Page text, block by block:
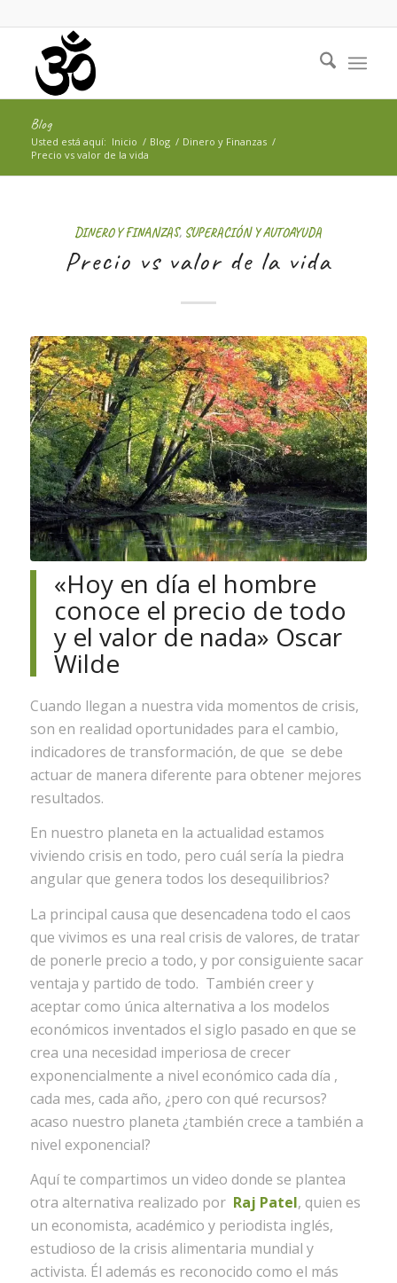
Blog
Usted está aquí: Inicio / Blog / Dinero y Finanzas /
Precio vs valor de la vida
DINERO Y FINANZAS, SUPERACIÓN Y AUTOAYUDA
Precio vs valor de la vida
«Hoy en día el hombre
conoce el precio de todo
y el valor de nada» Oscar
Wilde
Cuando llegan a nuestra vida momentos de crisis,
son en realidad oportunidades para el cambio,
indicadores de transformación, de que se debe
actuar de manera diferente para obtener mejores
resultados.
En nuestro planeta en la actualidad estamos
viviendo crisis en todo, pero cuál sería la piedra
angular que genera todos los desequilibrios?
La principal causa que desencadena todo el caos
que vivimos es una real crisis de valores, de tratar
de ponerle precio a todo, y por consiguiente sacar
ventaja y partido de todo. También creer y
aceptar como única alternativa a los modelos
económicos inventados el siglo pasado en que se
crea una necesidad imperiosa de crecer
exponencialmente a nivel económico cada día ,
cada mes, cada año, ¿pero con qué recursos?
acaso nuestro planeta ¿también crece a también a
nivel exponencial?
Aquí te compartimos un video donde se plantea
otra alternativa realizado por Raj Patel, quien es
un economista, académico y periodista inglés,
estudioso de la crisis alimentaria mundial y
activista. Él además es reconocido como el más